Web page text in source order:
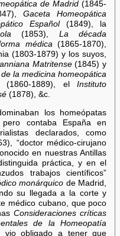
de Madrid (1845-
Gaceta Homeopática
Español(1849), la
(1853), La década
médica(1865-1870),
(1803-1879) y los suyos,
Matritense(1845) y
la medicina homeopática
(1860-1889), elInstituto
(1878), &c.
los homeópatas
contaba España en
declarados, como
“doctor médico-cirujano
en nuestras Antillas
práctica, y en el
trabajos científicos”
monárquico de Madrid,
su llegada a la corte y
médico cubano, que poco
Consideraciones críticas
de la Homeopatía
vio obligado a tener que